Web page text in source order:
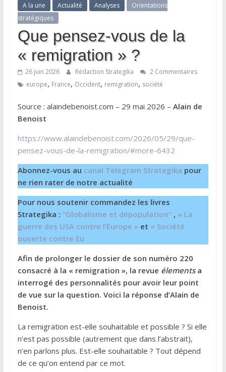
A la une Actualité Analyses
Orientations
stratégiques
Que pensez-vous de la
« remigration » ?
26 juin 2026 Rédaction Strategika
2 Commentaires
europe, France, Occident, remigration, société
Source : alaindebenoist.com – 29 mai 2026 – Alain de
Benoist
https://www.alaindebenoist.com/2026/05/29/que-
pensez-vous-de-la-remigration/#more-6432
Abonnez-vous au canal Telegram Strategika pour
ne rien rater de notre actualité
Pour nous soutenir commandez les livres
Strategika : “Globalisme et dépopulation”, « La
guerre des USA contre l’Europe » et « Société
ouverte contre Eu
Afin de prolonger le dossier de son numéro 220
consacré à la « remigration », la revue élementsa
interrogé des personnalités pour avoir leur point
de vue sur la question. Voici la réponse d’Alain de
Benoist.
La remigration est-elle souhaitable et possible ? Si elle
n’est pas possible (autrement que dans l’abstrait),
n’en parlons plus. Est-elle souhaitable ? Tout dépend
de ce qu’on entend par ce mot.